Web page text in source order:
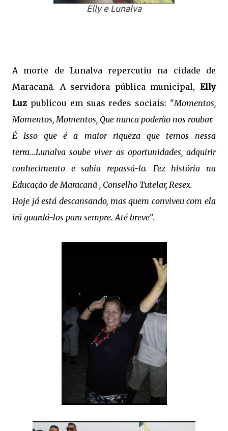
Elly e Lunalva
A morte de Lunalva repercutiu na cidade de
Maracanã. A servidora pública municipal, Elly
Luz publicou em suas redes sociais: "Momentos,
Momentos, Momentos, Que nunca poderão nos roubar.
É Isso que é a maior riqueza que temos nessa
terra...Lunalva soube viver as oportunidades, adquirir
conhecimento e sabia repassá-lo. Fez história na
Educação de Maracanã , Conselho Tutelar, Resex.
Hoje já está descansando, mas quem conviveu com ela
irá guardá-los para sempre. Até breve".